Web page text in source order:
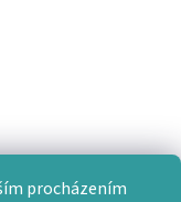
procházením